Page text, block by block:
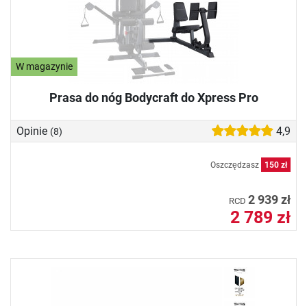
W magazynie
Prasa do nóg Bodycraft do Xpress Pro
Opinie (8) 4,9
Oszczędzasz 150 zł
RCD 2 939 zł
2 789 zł